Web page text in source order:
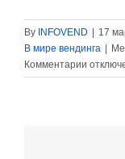
By INFOVEND 17
В мире вендинга
Комментарии к
записи